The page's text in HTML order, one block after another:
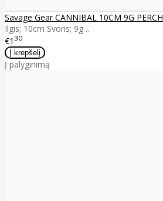
Savage Gear CANNIBAL 10CM 9G PERCH
Ilgis; 10cm Svoris; 9g ..
€1 30
Į palyginimą